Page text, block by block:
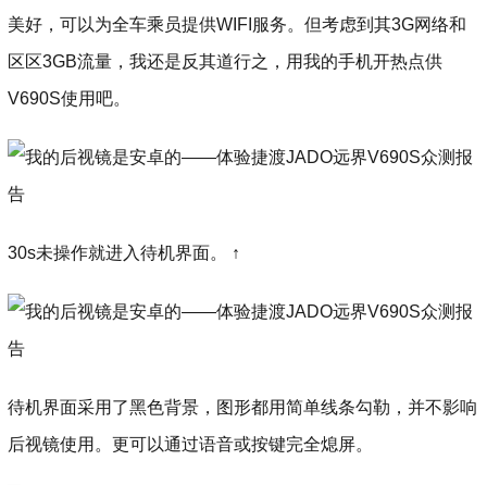
美好，可以为全车乘员提供WIFI服务。但考虑到其3G网络和
区区3GB流量，我还是反其道行之，用我的手机开热点供
V690S使用吧。
30s未操作就进入待机界面。 ↑
待机界面采用了黑色背景，图形都用简单线条勾勒，并不影响
后视镜使用。更可以通过语音或按键完全熄屏。